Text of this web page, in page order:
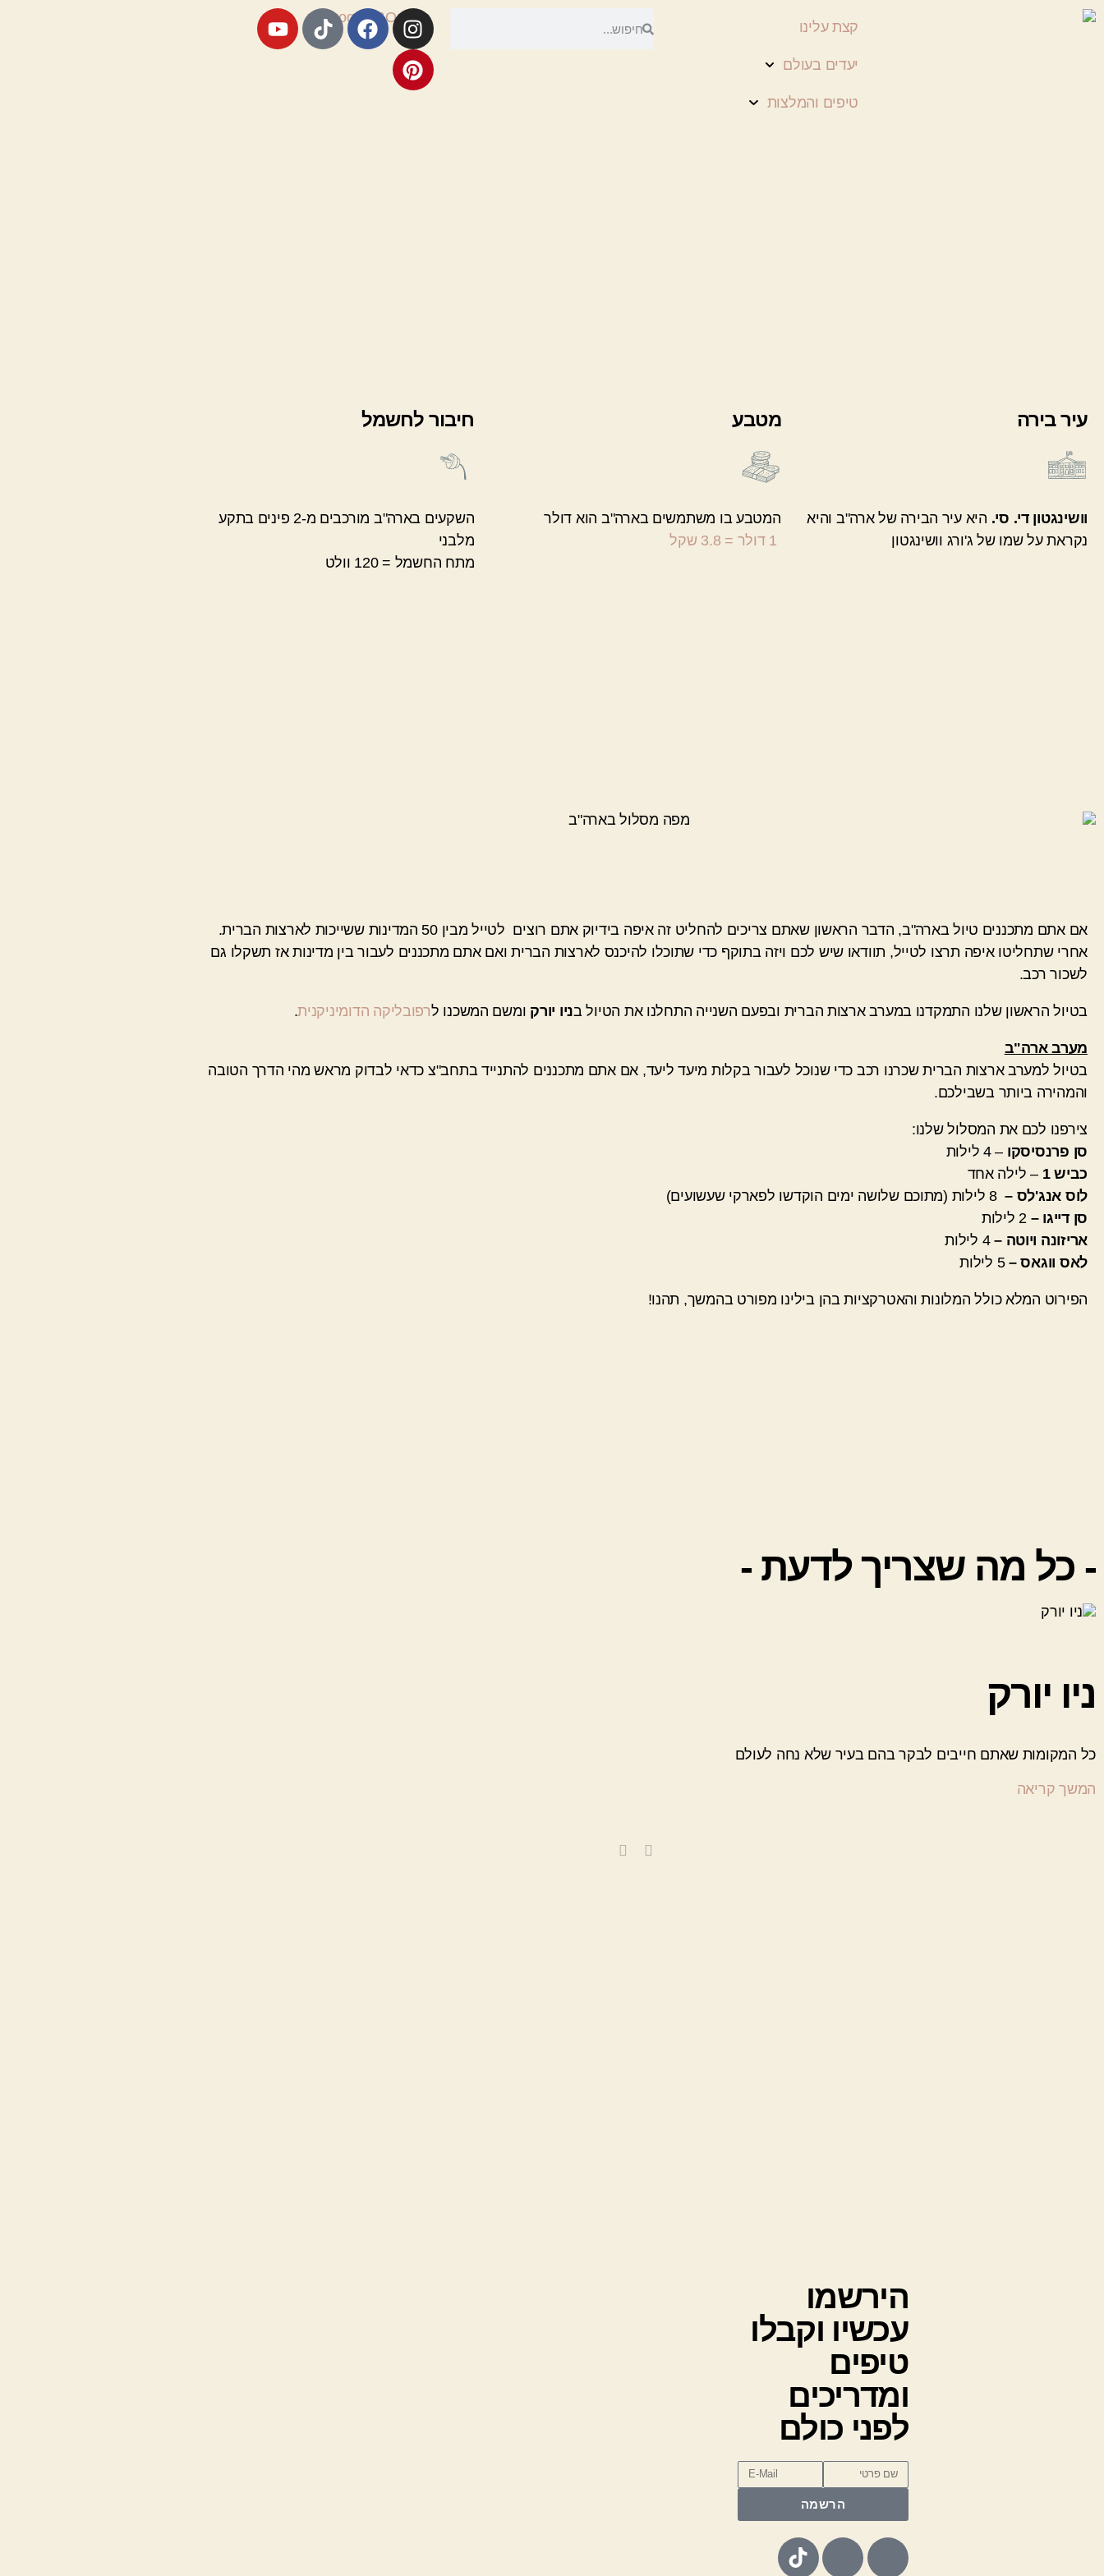
קצת עלינו
יעדים בעולם
טיפים והמלצות
עיר בירה
וושינגטון די. סי. היא עיר הבירה של ארה"ב והיא
נקראת על שמו של ג'ורג וושינגטון
מטבע
המטבע בו משתמשים בארה"ב הוא דולר
חיבור לחשמל
השקעים בארה"ב מורכבים מ-2 פינים בתקע
מלבני
מתח החשמל = 120 וולט
אם אתם מתכננים טיול בארה"ב, הדבר הראשון שאתם צריכים להחליט זה איפה בידיוק אתם רוצים לטייל מבין 50 המדינות ששייכות לארצות הברית.
אחרי שתחליטו איפה תרצו לטייל, תוודאו שיש לכם ויזה בתוקף כדי שתוכלו להיכנס לארצות הברית ואם אתם מתכננים לעבור בין מדינות אז תשקלו גם
לשכור רכב.
בטיול הראשון שלנו התמקדנו במערב ארצות הברית ובפעם השנייה התחלנו את הטיול בניו יורק ומשם המשכנו לרפובליקה הדומיניקנית.
מערב ארה"ב
בטיול למערב ארצות הברית שכרנו רכב כדי שנוכל לעבור בקלות מיעד ליעד, אם אתם מתכננים להתנייד בתחב"צ כדאי לבדוק מראש מהי הדרך הטובה
והמהירה ביותר בשבילכם.
צירפנו לכם את המסלול שלנו:
סן פרנסיסקו – 4 לילות
כביש 1
– לילה אחד
לוס אנג'לס –8 לילות (מתוכם שלושה ימים הוקדשו לפארקי שעשועים)
סן דייגו – 2 לילות
אריזונה ויוטה –4 לילות
לאס ווגאס –5 לילות
הפירוט המלא כולל המלונות והאטרקציות בהן בילינו מפורט בהמשך, תהנו!
- כל מה שצריך לדעת -
ניו יורק
כל המקומות שאתם חייבים לבקר בהם בעיר שלא נחה לעולם
המשך קריאה
הירשמו
עכשיו וקבלו
טיפים
ומדריכים
לפני כולם
הרשמה